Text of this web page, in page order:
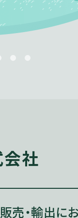
社
売・輸出に